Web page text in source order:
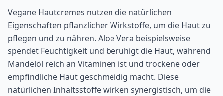
Vegane Hautcremes nutzen die natürlichen
Eigenschaften pflanzlicher Wirkstoffe, um die Haut zu
pflegen und zu nähren. Aloe Vera beispielsweise
spendet Feuchtigkeit und beruhigt die Haut, während
Mandelöl reich an Vitaminen ist und trockene oder
empfindliche Haut geschmeidig macht. Diese
natürlichen Inhaltsstoffe wirken synergistisch, um die